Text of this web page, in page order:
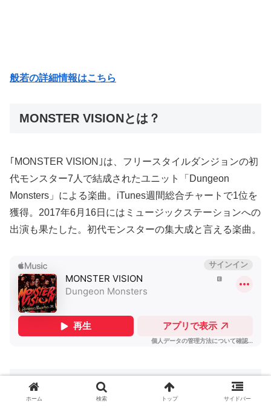
般若の詳細情報はこちら
MONSTER VISIONとは？
｢MONSTER VISION｣は、フリースタイルダンジョンの初
代モンスター7人で結成されたユニット「Dungeon
Monsters」による楽曲。iTunes週間総合チャートで1位を
獲得。2017年6月16日にはミュージックステーションへの
出演も果たした。初代モンスターの集大成と言える楽曲。
参考サイト
ホーム 検索 トップ サイドバー